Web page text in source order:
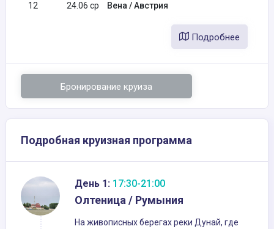
12 24.06 ср Вена / Австрия
Подробнее
Бронирование круиза
Подробная круизная программа
День 1: 17:30-21:00
Олтеница / Румыния
На живописных берегах реки Дунай, где